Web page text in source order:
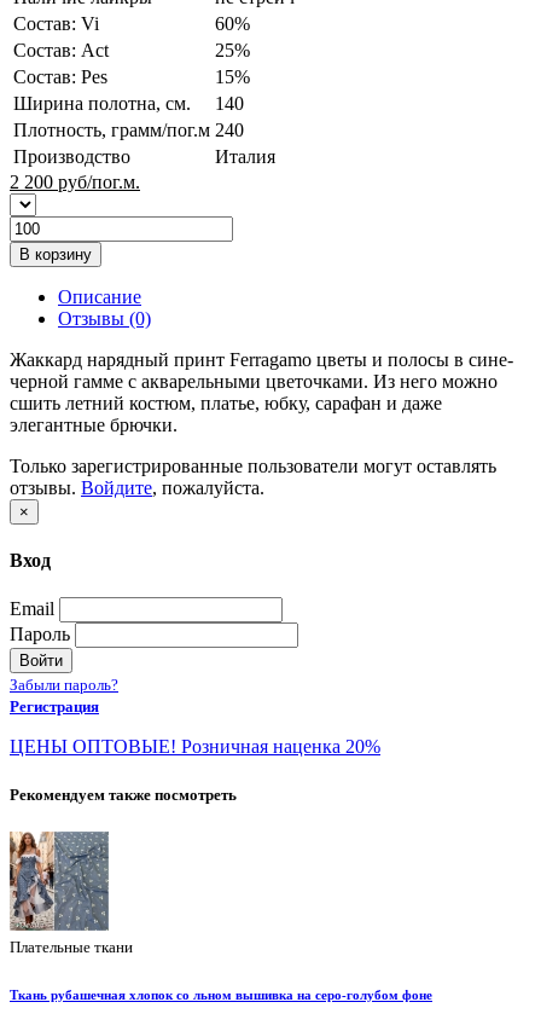
Состав: Vi
60%
Состав: Act
25%
Состав: Pes
15%
Ширина полотна, см.
140
Плотность, грамм/пог.м 240
Производство
Италия
2 200 руб/пог.м.
В корзину
Описание
Отзывы (0)
Жаккард нарядный принт Ferragamo цветы и полосы в сине-
черной гамме с акварельными цветочками. Из него можно
сшить летний костюм, платье, юбку, сарафан и даже
элегантные брючки.
Только зарегистрированные пользователи могут оставлять
отзывы. Войдите, пожалуйста.
×
Вход
Email
Пароль
Войти
Забыли пароль?
Регистрация
ЦЕНЫ ОПТОВЫЕ! Розничная наценка 20%
Рекомендуем также посмотреть
Плательные ткани
Ткань рубашечная хлопок со льном вышивка на серо-голубом фоне